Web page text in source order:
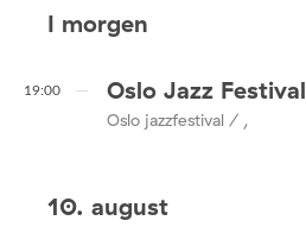
I morgen
19:00 Oslo Jazz Festival
Oslo jazzfestival / ,
10. august